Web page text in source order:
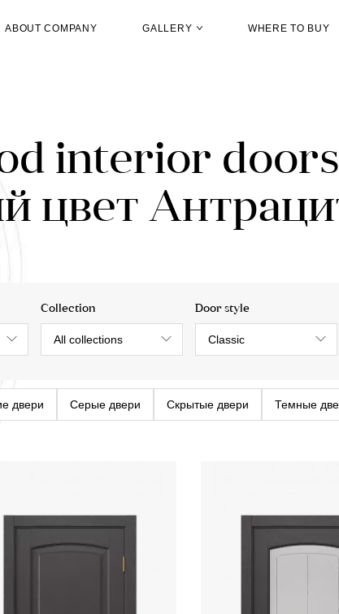
ABOUT COMPANY GALLERY WHERE TO BUY
interior
цвет
Collection Door style
двери Серые двери Скрытые двери Темные